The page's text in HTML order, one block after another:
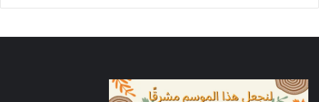
2.2. أقسام اللاوعي عند فرويد